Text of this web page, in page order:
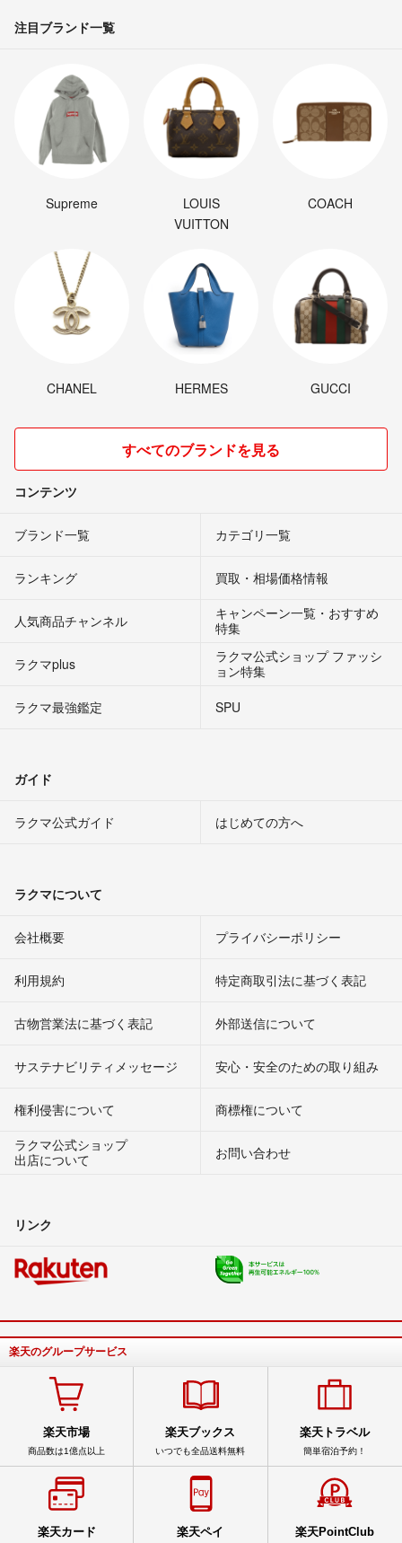
注目ブランド一覧
Supreme
LOUIS
VUITTON
COACH
CHANEL HERMES GUCCI
すべてのブランドを見る
コンテンツ
ブランド一覧 カテゴリ一覧
ランキング 買取・相場価格情報
人気商品チャンネル
キャンペーン一覧・おすすめ
特集
ラクマplus
ラクマ公式ショップ ファッシ
ョン特集
ラクマ最強鑑定
SPU
ガイド
ラクマ公式ガイド はじめての方へ
ラクマについて
会社概要 プライバシーポリシー
利用規約 特定商取引法に基づく表記
古物営業法に基づく表記 外部送信について
サステナビリティメッセージ 安心・安全のための取り組み
権利侵害について
商標権について
ラクマ公式ショップ
出店について
お問い合わせ
リンク
楽天のグループサービス
楽天市場
商品数は1億点以上
楽天ブックス
いつでも全品送料無料
楽天トラベル
簡単宿泊予約！
楽天カード 楽天ペイ 楽天PointClub